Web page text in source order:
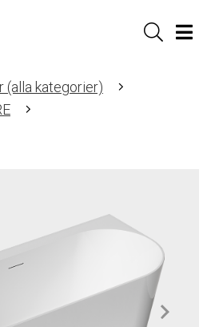
Sök
(alla kategorier)